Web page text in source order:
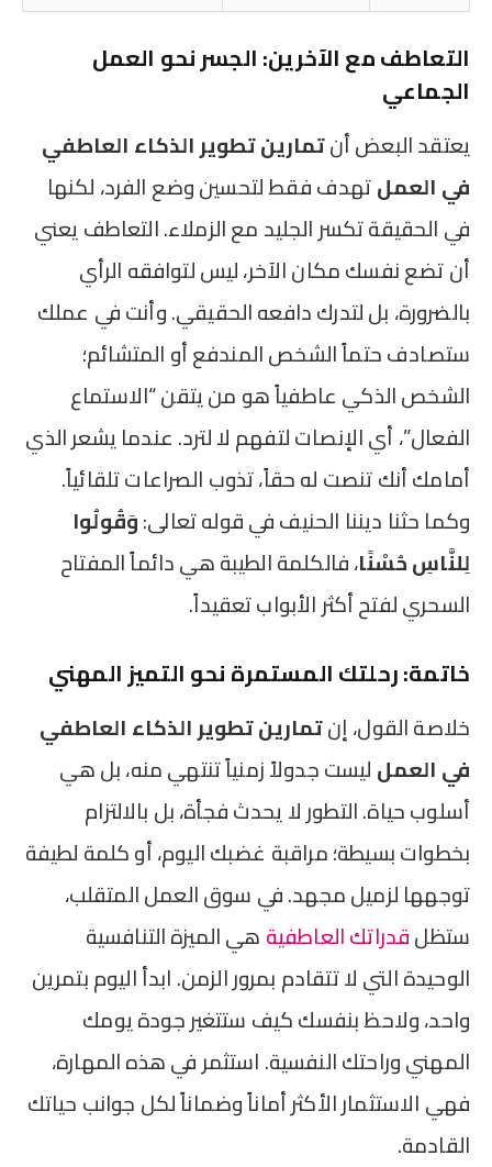
التعاطف مع الآخرين: الجسر نحو العمل
الجماعي
يعتقد البعض أنتمارين تطوير الذكاء العاطفي
في العملتهدف فقط لتحسين وضع الفرد، لكنها
في الحقيقة تكسر الجليد مع الزملاء. التعاطف يعني
أن تضع نفسك مكان الآخر، ليس لتوافقه الرأي
بالضرورة، بل لتدرك دافعه الحقيقي. وأنت في عملك
ستصادف حتماً الشخص المندفع أو المتشائم؛
الشخص الذكي عاطفياً هو من يتقن “الاستماع
الفعال”، أي الإنصات لتفهم لا لترد. عندما يشعر الذي
أمامك أنك تنصت له حقاً، تذوب الصراعات تلقائياً.
وكما حثنا ديننا الحنيف في قوله تعالى:وَقُولُوا
لِلنَّاسِ حُسْنًا، فالكلمة الطيبة هي دائماً المفتاح
السحري لفتح أكثر الأبواب تعقيداً.
خاتمة: رحلتك المستمرة نحو التميز المهني
خلاصة القول، إنتمارين تطوير الذكاء العاطفي
في العملليست جدولاً زمنياً تنتهي منه، بل هي
أسلوب حياة. التطور لا يحدث فجأة، بل بالالتزام
بخطوات بسيطة؛ مراقبة غضبك اليوم، أو كلمة لطيفة
توجهها لزميل مجهد. في سوق العمل المتقلب،
ستظلقدراتك العاطفيةهي الميزة التنافسية
الوحيدة التي لا تتقادم بمرور الزمن. ابدأ اليوم بتمرين
واحد، ولاحظ بنفسك كيف ستتغير جودة يومك
المهني وراحتك النفسية. استثمر في هذه المهارة،
فهي الاستثمار الأكثر أماناً وضماناً لكل جوانب حياتك
القادمة.